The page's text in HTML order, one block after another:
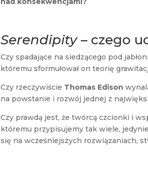
Serendipity– czego
Czy spadające na siedzącego pod
któremu sformułował on teorię
Czy rzeczywiście Thomas Edison
na powstanie i rozwój jednej z
Czy prawdą jest, że twórcą czcionki i
któremu przypisujemy tak wiele,
się na wcześniejszych rozwiązaniach,